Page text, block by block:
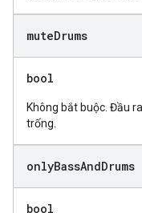
muteDrums
bool
Không bắt buộc. Đầu
trống.
onlyBassAndDrums
bool